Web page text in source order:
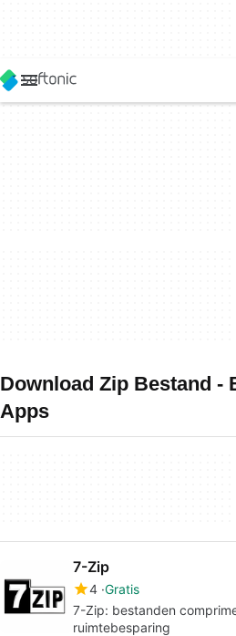
Download Zip Bestand -
Apps
7-Zip
4 Gratis
7-Zip: bestanden
ruimtebesparing